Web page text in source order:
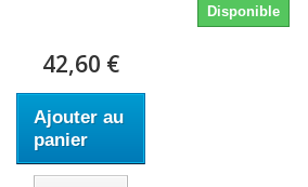
Disponible
42,60 €
Ajouter au
panier